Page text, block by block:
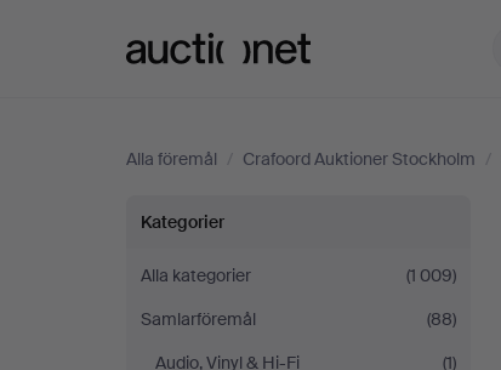
Alla föremål / Crafoord Auktioner Stockholm /
Teknika
&
Nautika
Kategorier
Alla kategorier
(1 009)
Samlarföremål
(88)
Audio, Vinyl & Hi-Fi
(1)